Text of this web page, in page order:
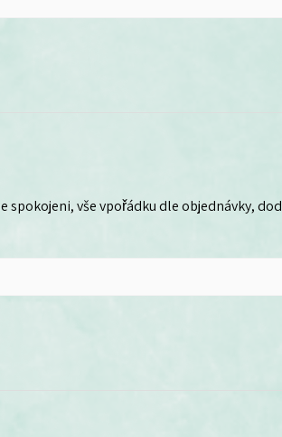
vše vpořádku dle objednávky,